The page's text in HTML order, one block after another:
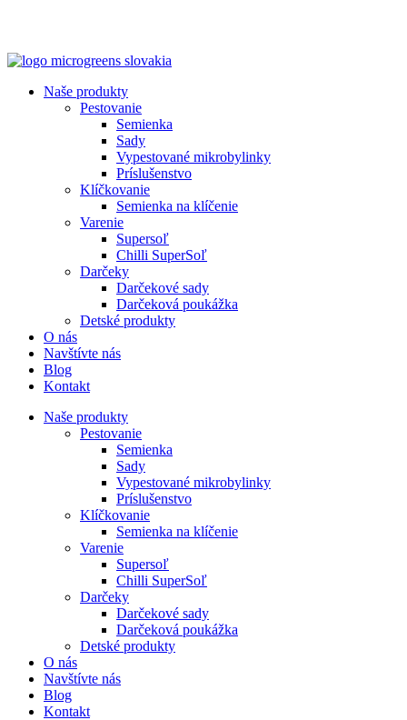
Naše produkty
Pestovanie
Semienka
Sady
Vypestované mikrobylinky
Príslušenstvo
Klíčkovanie
Semienka na klíčenie
Varenie
Supersoľ
Chilli SuperSoľ
Darčeky
Darčekové sady
Darčeková poukážka
Detské produkty
O nás
Navštívte nás
Blog
Kontakt
Naše produkty
Pestovanie
Semienka
Sady
Vypestované mikrobylinky
Príslušenstvo
Klíčkovanie
Semienka na klíčenie
Varenie
Supersoľ
Chilli SuperSoľ
Darčeky
Darčekové sady
Darčeková poukážka
Detské produkty
O nás
Navštívte nás
Blog
Kontakt